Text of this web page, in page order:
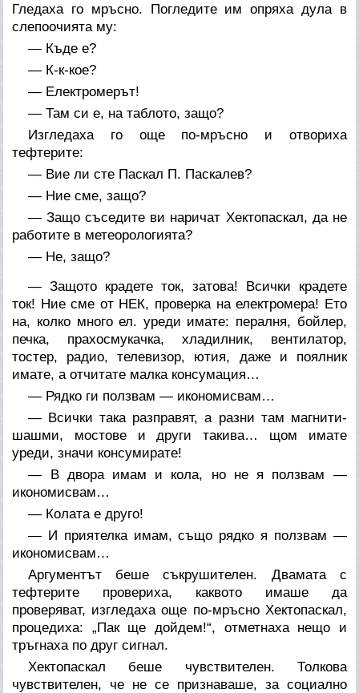
Гледаха го мръсно. Погледите им опряха дула в
слепоочията му:
— Къде е?
— К-к-кое?
— Електромерът!
— Там си е, на таблото, защо?
Изгледаха го още по-мръсно и отвориха
тефтерите:
— Вие ли сте Паскал П. Паскалев?
— Ние сме, защо?
— Защо съседите ви наричат Хектопаскал, да не
работите в метеорологията?
— Не, защо?
— Защото крадете ток, затова! Всички крадете
ток! Ние сме от НЕК, проверка на електромера! Ето
на, колко много ел. уреди имате: пералня, бойлер,
печка, прахосмукачка, хладилник, вентилатор,
тостер, радио, телевизор, ютия, даже и поялник
имате, а отчитате малка консумация…
— Рядко ги ползвам — икономисвам…
— Всички така разправят, а разни там магнити-
шашми, мостове и други такива… щом имате
уреди, значи консумирате!
— В двора имам и кола, но не я ползвам —
икономисвам…
— Колата е друго!
— И приятелка имам, също рядко я ползвам —
икономисвам…
Аргументът беше съкрушителен. Двамата с
тефтерите провериха, каквото имаше да
проверяват, изгледаха още по-мръсно Хектопаскал,
процедиха: „Пак ще дойдем!“, отметнаха нещо и
тръгнаха по друг сигнал.
Хектопаскал беше чувствителен. Толкова
чувствителен, че не се признаваше, за социално